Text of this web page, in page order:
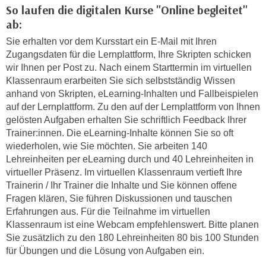
So laufen die digitalen Kurse "Online begleitet"
ab:
Sie erhalten vor dem Kursstart ein E-Mail mit Ihren
Zugangsdaten für die Lernplattform, Ihre Skripten schicken
wir Ihnen per Post zu. Nach einem Starttermin im virtuellen
Klassenraum erarbeiten Sie sich selbstständig Wissen
anhand von Skripten, eLearning-Inhalten und Fallbeispielen
auf der Lernplattform. Zu den auf der Lernplattform von Ihnen
gelösten Aufgaben erhalten Sie schriftlich Feedback Ihrer
Trainer:innen. Die eLearning-Inhalte können Sie so oft
wiederholen, wie Sie möchten. Sie arbeiten 140
Lehreinheiten per eLearning durch und 40 Lehreinheiten in
virtueller Präsenz. Im virtuellen Klassenraum vertieft Ihre
Trainerin / Ihr Trainer die Inhalte und Sie können offene
Fragen klären, Sie führen Diskussionen und tauschen
Erfahrungen aus. Für die Teilnahme im virtuellen
Klassenraum ist eine Webcam empfehlenswert. Bitte planen
Sie zusätzlich zu den 180 Lehreinheiten 80 bis 100 Stunden
für Übungen und die Lösung von Aufgaben ein.
S
e
r
e
l
e
v
a
n
t
e
I
n
h
a
l
t
m
m
e
n
,
e
l
a
n
g
e
n
I
h
r
e